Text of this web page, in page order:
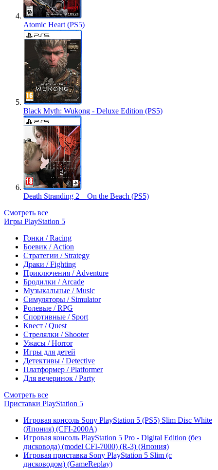
Atomic Heart (PS5)
Black Myth: Wukong - Deluxe Edition (PS5)
Death Stranding 2 – On the Beach (PS5)
Смотреть все
Игры PlayStation 5
Гонки / Racing
Боевик / Action
Стратегии / Strategy
Драки / Fighting
Приключения / Adventure
Бродилки / Arcade
Музыкальные / Music
Симуляторы / Simulator
Ролевые / RPG
Спортивные / Sport
Квест / Quest
Стрелялки / Shooter
Ужасы / Horror
Игры для детей
Детективы / Detective
Платформер / Platformer
Для вечеринок / Party
Смотреть все
Приставки PlayStation 5
Игровая консоль Sony PlayStation 5 (PS5) Slim Disc White
(Япония) (CFI-2000A)
Игровая консоль PlayStation 5 Pro - Digital Edition (без
дисковода) (model CFI-7000) (R-3) (Япония)
Игровая приставка Sony PlayStation 5 Slim (с
дисководом) (GameReplay)